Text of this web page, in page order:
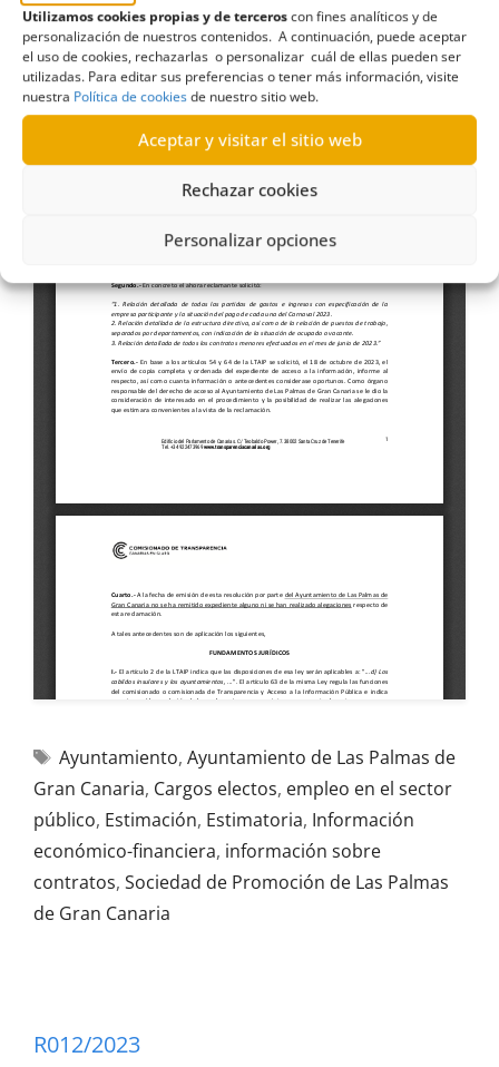
Utilizamos cookies propias y de terceroscon fines analíticos y de
personalización de nuestros contenidos. A continuación, puede aceptar
el uso de cookies, rechazarlas o personalizar cuál de ellas pueden ser
utilizadas. Para editar sus preferencias o tener más información, visite
nuestra Política de cookiesde nuestro sitio web.
Aceptar y visitar el sitio web
Rechazar cookies
Personalizar opciones
Ayuntamiento, Ayuntamiento de Las Palmas de
Gran Canaria, Cargos electos, empleo en el sector
público, Estimación, Estimatoria, Información
económico-financiera, información sobre
contratos, Sociedad de Promoción de Las Palmas
de Gran Canaria
R012/2023